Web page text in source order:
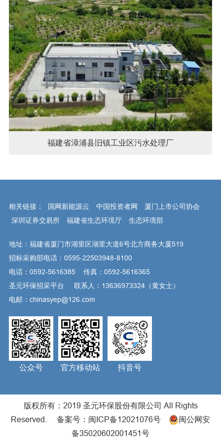
福建省漳浦县旧镇工业区污水处理厂
相关链接： 国网新能源云 中国投资者网
厦门上市公司协会
深圳证券交易所
福建省生态环境厅 生态环境部
地址：福建省厦门市湖里区湖里大道6号北方商务大厦519
招标采购部电话：0595-22503948-8100
电话：0592-5616385 传真：0592-5616365
圣元环保招采平台 联系人：13636973324（黄女士）
电邮：chinasyep@126.com
公众号 官方移动站 抖音号
版权所有：2019 圣元环保股份有限公司 All Rights
Reserved. 备案号： 闽ICP备12021076号
闽公网安
备35020602001451号